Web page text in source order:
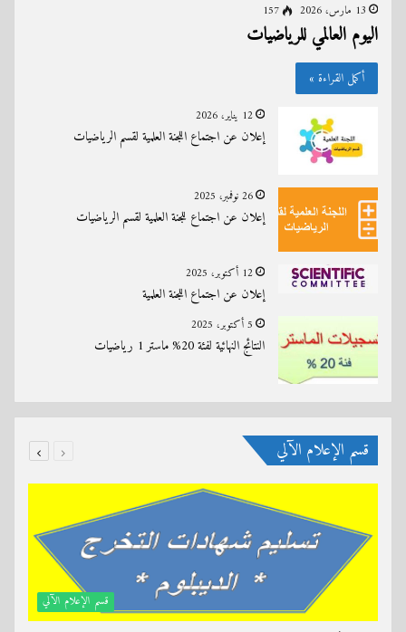
13 مارس، 2026
157
اليوم العالمي للرياضيات
أكمل القراءة »
12 يناير، 2026
إعلان عن اجتماع اللجنة العلمية لقسم الرياضيات
26 نوفمبر، 2025
إعلان عن اجتماع للجنة العلمية لقسم الرياضيات
12 أكتوبر، 2025
إعلان عن اجتماع اللجنة العلمية
5 أكتوبر، 2025
النتائج النهائية لفئة 20% ماستر 1 رياضيات
قسم الإعلام الآلي
قسم الإعلام الآلي